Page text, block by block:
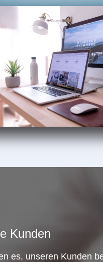
Kunden
es, unseren Kunden